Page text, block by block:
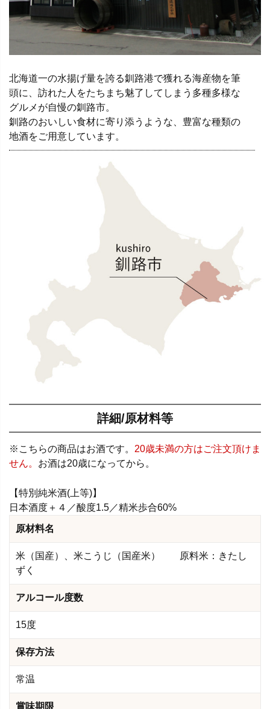
北海道一の水揚げ量を誇る釧路港で獲れる海産物を筆
頭に、訪れた人をたちまち魅了してしまう多種多様な
グルメが自慢の釧路市。
釧路のおいしい食材に寄り添うような、豊富な種類の
地酒をご用意しています。
詳細/原材料等
※こちらの商品はお酒です。 20歳未満の方はご注文頂けま
せん。 お酒は20歳になってから。
【特別純米酒(上等)】
日本酒度＋４／酸度1.5／精米歩合60%
原材料名
米（国産）、米こうじ（国産米） 原料米：きたし
ずく
アルコール度数
15度
保存方法
常温
賞味期限